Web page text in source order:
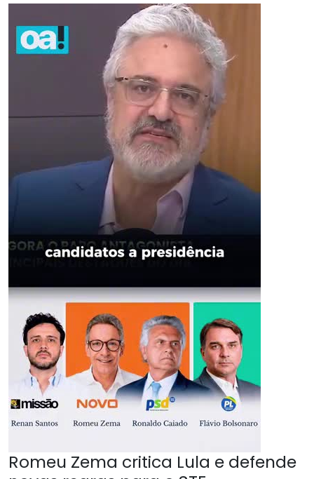
Romeu Zema critica Lula e defende